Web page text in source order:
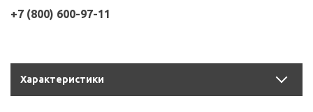
+7 (800) 600-97-11
Характеристики